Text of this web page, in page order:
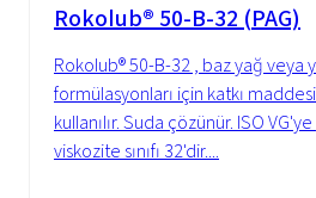
Rokolub® 50-B-32 (PAG)
Rokolub® 50-B-32 , baz yağ veya
formülasyonları için katkı
kullanılır. Suda çözünür. ISO
viskozite sınıfı 32'dir....